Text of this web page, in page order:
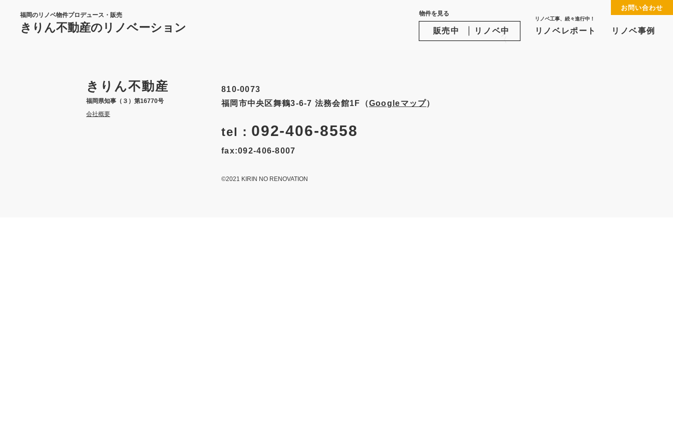
福岡のリノベ物件プロデュース・販売
きりん不動産のリノベーション
物件を見る
販売中 リノベ中
リノベ工事、続々進行中！
リノベレポート リノベ事例
お問い合わせ
〈
きりん不動産
福岡県知事（３）第16770号
会社概要
810-0073
福岡市中央区舞鶴3-6-7 法務会館1F（Googleマップ）
tel： 092-406-8558
fax:092-406-8007
©2021 KIRIN NO RENOVATION